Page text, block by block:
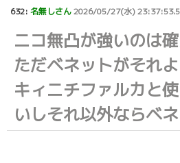
632: 名無しさん2026/05/27(水)
ニコ無凸が強いのは
ただベネットがそれ
キィニチファルカと
いしそれ以外ならベ